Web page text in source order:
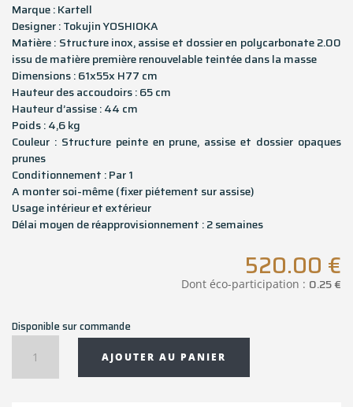
Marque : Kartell
Designer : Tokujin YOSHIOKA
Matière : Structure inox, assise et dossier en polycarbonate 2.00
issu de matière première renouvelable teintée dans la masse
Dimensions : 61x55x H77 cm
Hauteur des accoudoirs : 65 cm
Hauteur d’assise : 44 cm
Poids : 4,6 kg
Couleur : Structure peinte en prune, assise et dossier opaques
prunes
Conditionnement : Par 1
A monter soi-même (fixer piétement sur assise)
Usage intérieur et extérieur
Délai moyen de réapprovisionnement : 2 semaines
520.00 €
Dont éco-participation : 0.25€
Disponible sur commande
Fauteuil
AJOUTER AU PANIER